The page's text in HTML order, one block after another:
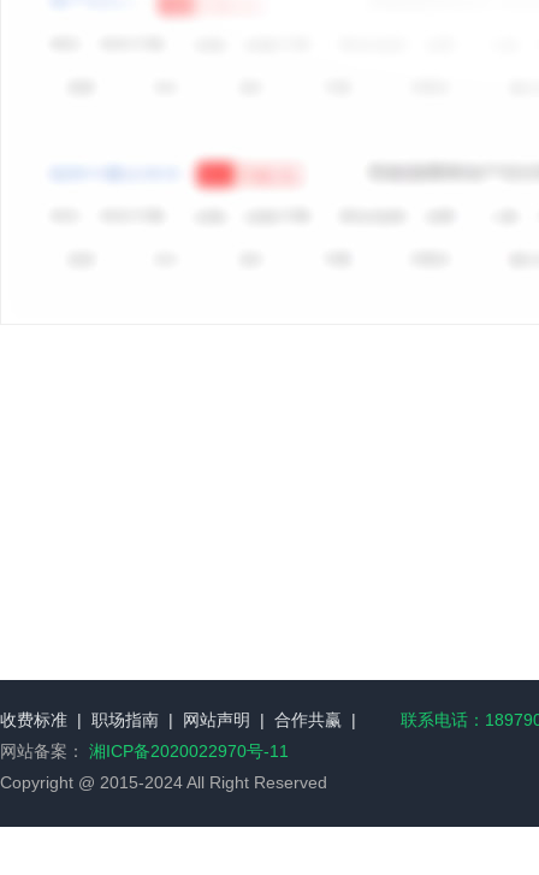
收费标准 | 职场指南 | 网站声明 | 合作共赢 |
联系电话：
网站备案： 湘ICP备2020022970号-11
Copyright @ 2015-2024 All Right Reserved